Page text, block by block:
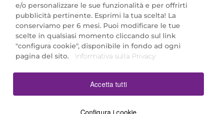
Marionnaud Parfumeries Italia S.r.l.
Largo Fiera Milano 5, 20017 Rho (MI)
REA Milano 1650024 con P.IVA 13425220152.
SCARICA LA NOSTRA APP
e/o personalizzare le sue funzionalità e per offrirti
pubblicità pertinente. Esprimi la tua scelta! La
conserviamo per 6 mesi. Puoi modificare le tue
scelte in qualsiasi momento cliccando sul link
"configura cookie", disponibile in fondo ad ogni
pagina del sito.
Informativa sulla Privacy
Configura i cookie
Accetta tutti